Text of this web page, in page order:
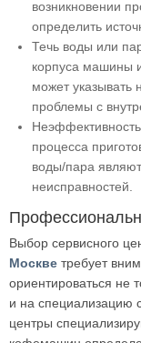
возникновении
определить
Течь воды или
корпуса машины
может указывать
проблемы с
процесса
воды/пара
неисправностей.
Выбор сервисного
Москве требует
ориентироваться не
и на специализацию
центры